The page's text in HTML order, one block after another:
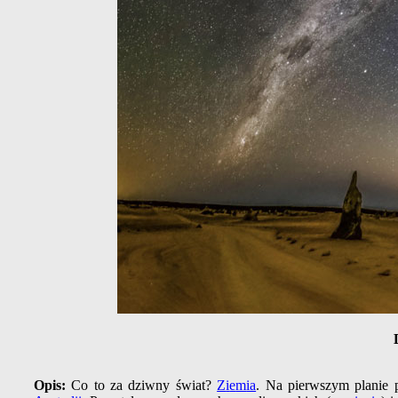
Opis:Co to za dziwny świat? Ziemia. Na pierwszym planie